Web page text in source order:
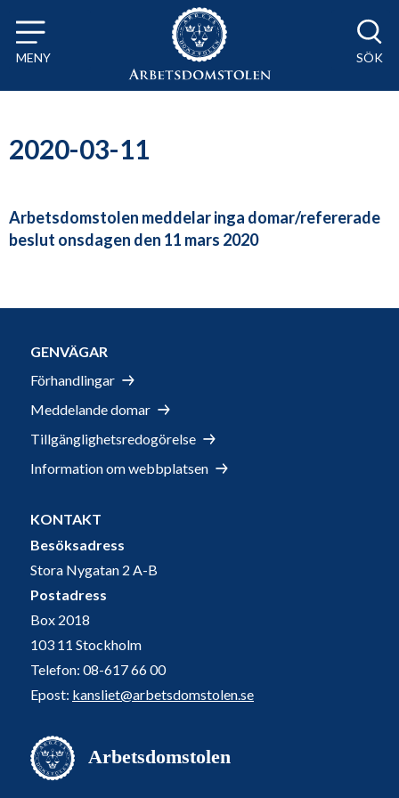
Till innehåll på sidan x
MENY SÖK
2020-03-11
Arbetsdomstolen meddelar inga domar/refererade
beslut onsdagen den 11 mars 2020
GENVÄGAR
Förhandlingar
Meddelande domar
Tillgänglighetsredogörelse
Information om webbplatsen
KONTAKT
Besöksadress
Stora Nygatan 2 A-B
Postadress
Box 2018
103 11 Stockholm
Telefon: 08-617 66 00
Epost: kansliet@arbetsdomstolen.se